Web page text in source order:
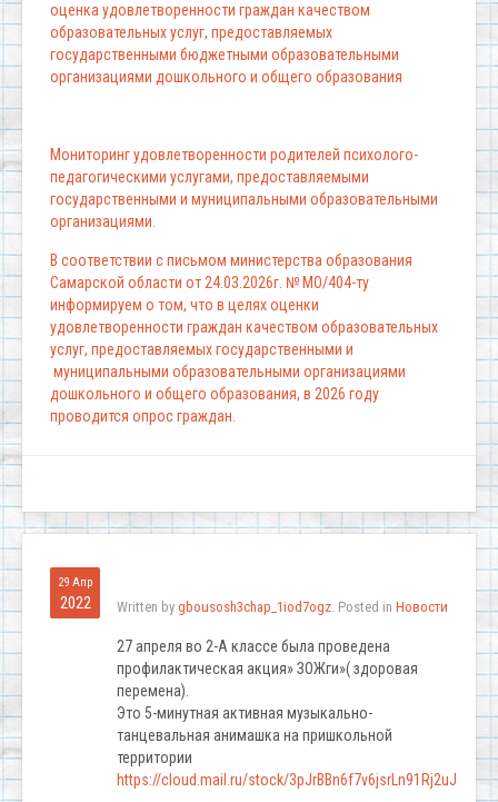
оценка удовлетворенности граждан качеством
образовательных услуг, предоставляемых
государственными бюджетными образовательными
организациями дошкольного и общего образования
Мониторинг удовлетворенности родителей психолого-
педагогическими услугами, предоставляемыми
государственными и муниципальными образовательными
организациями.
В соответствии с письмом министерства образования
Самарской области от 24.03.2026г. № МО/404-ту
информируем о том, что в целях оценки
удовлетворенности граждан качеством образовательных
услуг, предоставляемых государственными и
муниципальными образовательными организациями
дошкольного и общего образования, в 2026 году
проводится опрос граждан.
29 Апр
2022 Written by gbousosh3chap_1iod7ogz. Posted in Новости
27 апреля во 2-А классе была проведена
профилактическая акция» ЗОЖги»( здоровая
перемена).
Это 5-минутная активная музыкально-
танцевальная анимашка на пришкольной
территории
https://cloud.mail.ru/stock/3pJrBBn6f7v6jsrLn91Rj2uJ